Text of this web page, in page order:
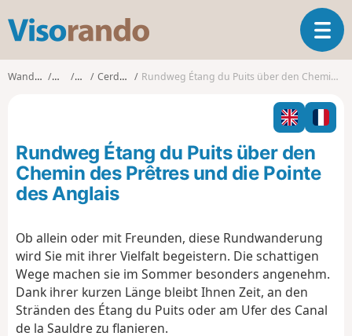
s
o
o
T
o
l
n
t
o
Wanderungen CentreLoiretCerdon (Loiret) Rundweg Étang du Puits über den Chemin des Prêtres und die Pointe des Anglais
Rundweg Étang du Puits über den
Chemin des Prêtres und die Pointe
des Anglais
Ob allein oder mit Freunden, diese Rundwanderung
wird Sie mit ihrer Vielfalt begeistern. Die schattigen
Wege machen sie im Sommer besonders angenehm.
Dank ihrer kurzen Länge bleibt Ihnen Zeit, an den
Stränden des Étang du Puits oder am Ufer des Canal
de la Sauldre zu flanieren.